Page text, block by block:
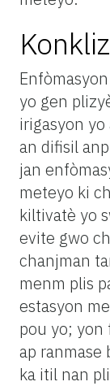
yo gen
irigasyon
an difisil
jan
meteyo ki
kiltivatè yo
evite gwo
chanjman
menm plis
estasyon
pou yo; yon
ap ranmase
ka itil nan